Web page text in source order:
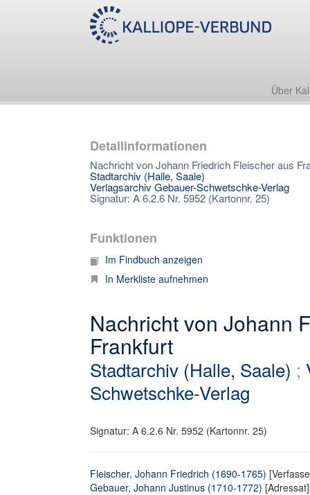
Über
Detailinformationen
Nachricht von Johann Friedrich Fleischer aus
Stadtarchiv (Halle, Saale)
Verlagsarchiv Gebauer-Schwetschke-Verlag
Signatur: A 6.2.6 Nr. 5952 (Kartonnr. 25)
Funktionen
Im Findbuch anzeigen
In Merkliste aufnehmen
Nachricht von Johann
Frankfurt
Stadtarchiv (Halle, Saale) ;
Schwetschke-Verlag
Signatur: A 6.2.6 Nr. 5952 (Kartonnr. 25)
Fleischer, Johann Friedrich (1690-1765)
Gebauer, Johann Justinus (1710-1772) [Adressat]